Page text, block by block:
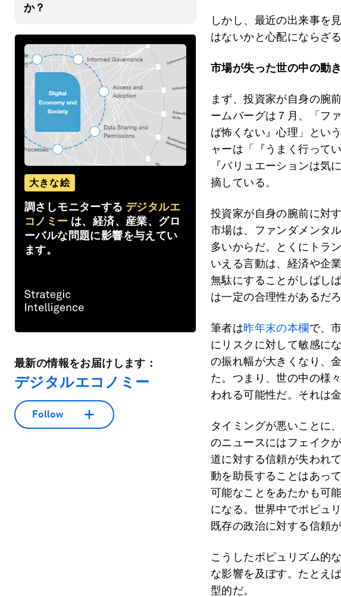
か？
大きな絵
調さしモニターする デジタルエ
コノミー は、経済、産業、グロ
ーバルな問題に影響を与えてい
ます。
最新の情報をお届けします：
デジタルエコノミー
Follow
しかし、最近の出来事を
はないかと心配にならざ
市場が失った世の中の動
まず、投資家が自身の腕
ームバーグは７月、「フ
ば怖くない』心理」とい
ャーは「『うまく行って
『バリュエーションは気
摘している。
投資家が自身の腕前に対
市場は、ファンダメンタ
多いからだ。とくにトラ
いえる言動は、経済や企
無駄にすることがしばし
は一定の合理性があるだろ
筆者は昨年末の本欄で、
にリスクに対して敏感に
の振れ幅が大きくなり、
た。つまり、世の中の様
われる可能性だ。それは
タイミングが悪いことに
のニュースにはフェイク
道に対する信頼が失われ
動を助長することはあっ
可能なことをあたかも可
になる。世界中でポピュ
既存の政治に対する信頼
こうしたポピュリズム的
な影響を及ぼす。たとえ
型的だ。